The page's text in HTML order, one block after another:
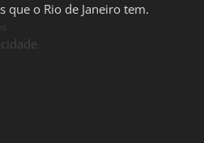
que o Rio de Janeiro tem.